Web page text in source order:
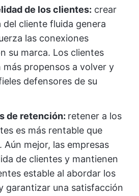
de los clientes: crear
del cliente fluida genera
las conexiones
su marca. Los clientes
más propensos a volver y
defensores de su
de retención: retener a los
es más rentable que
Aún mejor, las empresas
de clientes y mantienen
estable al abordar los
garantizar una satisfacción